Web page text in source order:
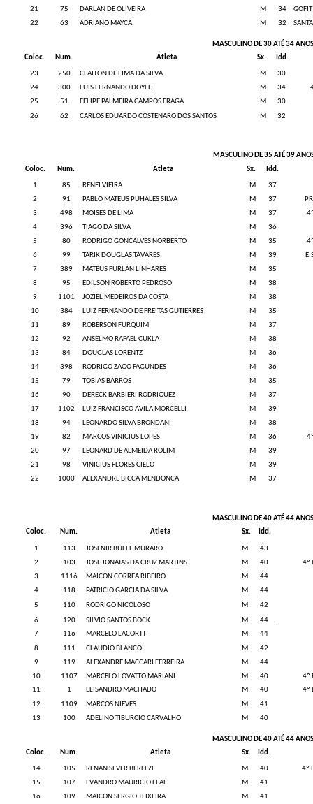
21
75 DARLAN DE OLIVEIRA M 34
GOFIT
22
63 ADRIANO MAYCA M 32
MASCULINO DE 30 ATÉ 34 ANOS
Coloc.
Num. Atleta Sx. Idd.
23 250 CLAITON DE LIMA DA SILVA M
30
24
300 LUIS FERNANDO DOYLE M 34
25
51 FELIPE PALMEIRA CAMPOS FRAGA M
30
26
62 CARLOS EDUARDO COSTENARO DOS SANTOS M 32
MASCULINO DE 35 ATÉ 39
Coloc.
Num. Atleta Sx. Idd.
1 85 RENEI VIEIRA M
37
2
91 PABLO MATEUS PUHALES SILVA M 37
3
498 MOISES DE LIMA M 37
4
396 TIAGO DA SILVA M
36
5
80 RODRIGO GONCALVES NORBERTO M 35
6
99 TARIK DOUGLAS TAVARES M 39
7
389 MATEUS FURLAN LINHARES M
35
8
95 EDILSON ROBERTO PEDROSO M
38
9
1101 JOZIEL MEDEIROS DA COSTA M
38
10
384 LUIZ FERNANDO DE FREITAS GUTIERRES M
35
11
89 ROBERSON FURQUIM M
37
12
92 ANSELMO RAFAEL CUKLA M
38
13
84 DOUGLAS LORENTZ M
36
14
398 RODRIGO ZAGO FAGUNDES M
36
15
79 TOBIAS BARROS M
35
16
90 DERECK BARBIERI RODRIGUEZ M
37
17
1102 LUIZ FRANCISCO AVILA MORCELLI M
39
18
94 LEONARDO SILVA BRONDANI M
38
19
82 MARCOS VINICIUS LOPES M 36
20
97 LEONARD DE ALMEIDA ROLIM M
39
21
98 VINICIUS FLORES CIELO M
39
22
1000 ALEXANDRE BICCA MENDONCA M 37
MASCULINO DE 40 ATÉ 44 ANOS
Coloc.
Num. Atleta Sx. Idd.
1 113 JOSENIR BULLE MURARO M
43
2
103 JOSE JONATAS DA CRUZ MARTINS M 40
4º
3
1116 MAICON CORREA RIBEIRO M
44
4
118 PATRICIO GARCIA DA SILVA M
44
5
110 RODRIGO NICOLOSO M
42
6
120 SILVIO SANTOS BOCK M 44
.
7
116 MARCELO LACORTT M
44
8
111 CLAUDIO BLANCO M
42
9
119 ALEXANDRE MACCARI FERREIRA M
44
10
1107 MARCELO LOVATTO MARIANI M 40
4º
11
1 ELISANDRO MACHADO M 40
4º
12
1109 MARCOS NIEVES M
41
13
100 ADELINO TIBURCIO CARVALHO M 40
MASCULINO DE 40 ATÉ 44 ANOS
Coloc.
Num. Atleta Sx. Idd.
14 105 RENAN SEVER BERLEZE M 40
4º
15
107 EVANDRO MAURICIO LEAL M
41
16
109 MAICON SERGIO TEIXEIRA M 41